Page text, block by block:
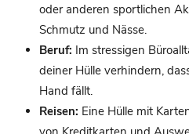
oder anderen sportlichen
Schmutz und Nässe.
Beruf: Im stressigen
deiner Hülle verhindern,
Hand fällt.
Reisen: Eine Hülle mit